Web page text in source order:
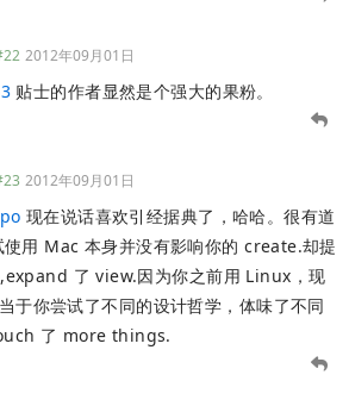
2012年09月01日
贴士的作者显然是个强大的果粉。
2012年09月01日
现在说话喜欢引经据典了，哈哈。很有道
使用 Mac 本身并没有影响你的 create.却提
了 view.因为你之前用 Linux，现
于你尝试了不同的设计哲学，体味了不同
了 more things.